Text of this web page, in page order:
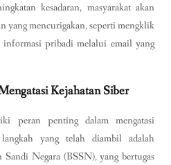
kesadaran, masyarakat akan
yang mencurigakan, seperti mengklik
informasi pribadi melalui email yang
Kejahatan Siber
peran penting dalam mengatasi
yang telah diambil adalah
Negara (BSSN), yang bertugas